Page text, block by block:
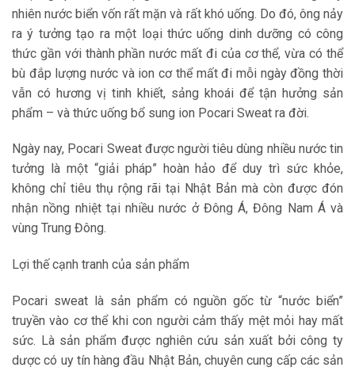
nhiên nước biển vốn rất mặn và rất khó uống. Do đó, ông nảy
ra ý tưởng tạo ra một loại thức uống dinh dưỡng có công
thức gần với thành phần nước mất đi của cơ thể, vừa có thể
bù đắp lượng nước và ion cơ thể mất đi mỗi ngày đồng thời
vẫn có hương vị tinh khiết, sảng khoái để tận hưởng sản
phẩm – và thức uống bổ sung ion Pocari Sweat ra đời.
Ngày nay, Pocari Sweat được người tiêu dùng nhiều nước tin
tưởng là một “giải pháp” hoàn hảo để duy trì sức khỏe,
không chỉ tiêu thụ rộng rãi tại Nhật Bản mà còn được đón
nhận nồng nhiệt tại nhiều nước ở Đông Á, Đông Nam Á và
vùng Trung Đông.
Lợi thế cạnh tranh của sản phẩm
Pocari sweat là sản phẩm có nguồn gốc từ “nước biển”
truyền vào cơ thể khi con người cảm thấy mệt mỏi hay mất
sức. Là sản phẩm được nghiên cứu sản xuất bởi công ty
dược có uy tín hàng đầu Nhật Bản, chuyên cung cấp các sản